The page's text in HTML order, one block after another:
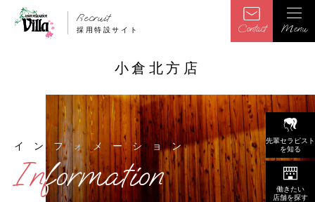
Recruit
採用特設サイト Contact Menu
先輩セラピスト
を知る
働きたい
店舗を探す
小倉北方店
インフォメーション
Information
インフォメーション
Information